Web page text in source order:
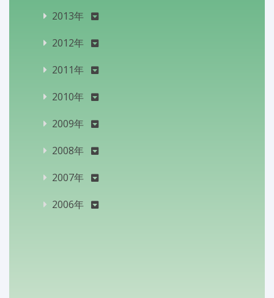
2013年
2012年
2011年
2010年
2009年
2008年
2007年
2006年